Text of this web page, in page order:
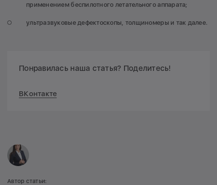
применением беспилотного летательного аппарата;
ультразвуковые дефектоскопы, толщиномеры и так далее.
Понравилась наша статья? Поделитесь!
ВКонтакте
Автор статьи: